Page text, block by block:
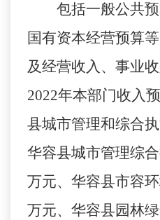
包括一般公共
国有资本经营预算
及经营收入、事业
2022年本部门收入
县城市管理和综合
华容县城市管理综
万元、华容县市容
万元、华容县园林